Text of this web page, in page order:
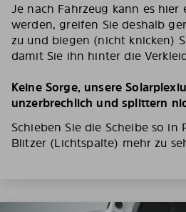
Je nach Fahrzeug kann es hier
werden, greifen Sie deshalb
zu und biegen (nicht knicken)
damit Sie ihn hinter die
Keine Sorge, unsere
unzerbrechlich und splittern
Schieben Sie die Scheibe so in
Blitzer (Lichtspalte) mehr zu